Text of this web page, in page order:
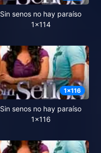
Sin senos no hay paraíso
1x114
1x116
Sin senos no hay paraíso
1x116